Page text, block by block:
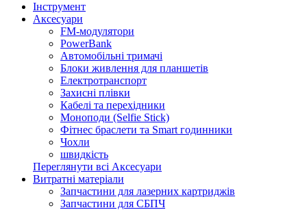
Інструмент
Аксесуари
FM-модулятори
PowerBank
Автомобільні тримачі
Блоки живлення для планшетів
Електротранспорт
Захисні плівки
Кабелі та перехідники
Моноподи (Selfie Stick)
Фітнес браслети та Smart годинники
Чохли
швидкість
Переглянути всі Аксесуари
Витратні матеріали
Запчастини для лазерних картриджів
Запчастини для СБПЧ